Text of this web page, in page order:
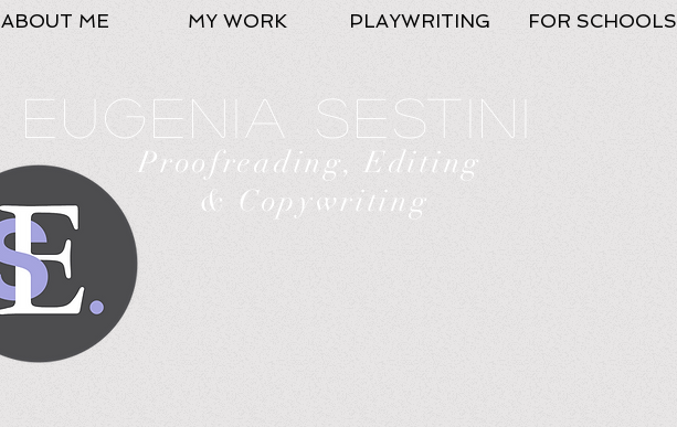
ABOUT ME MY WORK PLAYWRITING FOR SCHOOLS
Eugenia Sestini
Proofreading, Editing
& Copywriting